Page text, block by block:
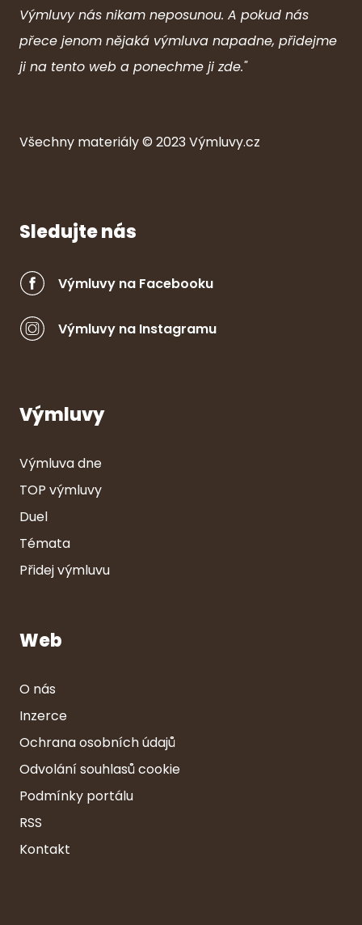
Výmluvy nás nikam neposunou. A pokud nás
přece jenom nějaká výmluva napadne, přidejme
ji na tento web a ponechme ji zde."
Všechny materiály © 2023Výmluvy.cz
Sledujte nás
Výmluvy na Facebooku
Výmluvy na Instagramu
Výmluvy
Výmluva dne
TOP výmluvy
Duel
Témata
Přidej výmluvu
Web
O nás
Inzerce
Ochrana osobních údajů
Odvolání souhlasů cookie
Podmínky portálu
RSS
Kontakt